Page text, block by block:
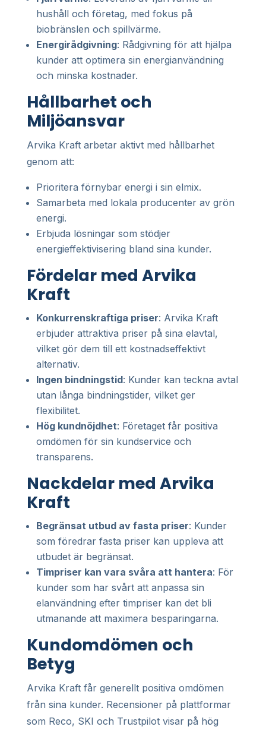
hushåll och företag, med fokus på
biobränslen och spillvärme.
Energirådgivning: Rådgivning för att hjälpa
kunder att optimera sin energianvändning
och minska kostnader.
Hållbarhet och
Miljöansvar
Arvika Kraft arbetar aktivt med hållbarhet
genom att:
Prioritera förnybar energi i sin elmix.
Samarbeta med lokala producenter av grön
energi.
Erbjuda lösningar som stödjer
energieffektivisering bland sina kunder.
Fördelar med Arvika
Kraft
Konkurrenskraftiga priser: Arvika Kraft
erbjuder attraktiva priser på sina elavtal,
vilket gör dem till ett kostnadseffektivt
alternativ.
Ingen bindningstid: Kunder kan teckna avtal
utan långa bindningstider, vilket ger
flexibilitet.
Hög kundnöjdhet: Företaget får positiva
omdömen för sin kundservice och
transparens.
Nackdelar med Arvika
Kraft
Begränsat utbud av fasta priser: Kunder
som föredrar fasta priser kan uppleva att
utbudet är begränsat.
Timpriser kan vara svåra att hantera: För
kunder som har svårt att anpassa sin
elanvändning efter timpriser kan det bli
utmanande att maximera besparingarna.
Kundomdömen och
Betyg
Arvika Kraft får generellt positiva omdömen
från sina kunder. Recensioner på plattformar
som Reco, SKI och Trustpilot visar på hög